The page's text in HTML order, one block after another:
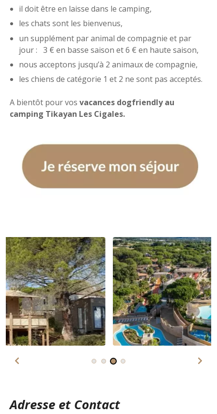
il doit être en laisse dans le camping,
les chats sont les bienvenus,
un supplément par animal de compagnie et par
jour : 3 € en basse saison et 6 € en haute saison,
nous acceptons jusqu’à 2 animaux de compagnie,
les chiens de catégorie 1 et 2 ne sont pas acceptés.
A bientôt pour vos vacances dogfriendly au
camping Tikayan Les Cigales.
Adresse et Contact